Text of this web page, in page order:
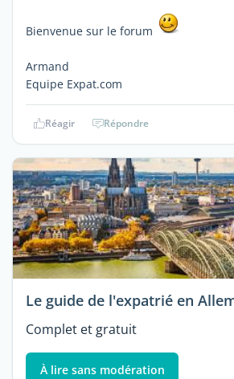
Bienvenue sur le forum
Armand
Equipe Expat.com
Réagir Répondre
Le guide de l'expatrié en
Complet et gratuit
À lire sans modération